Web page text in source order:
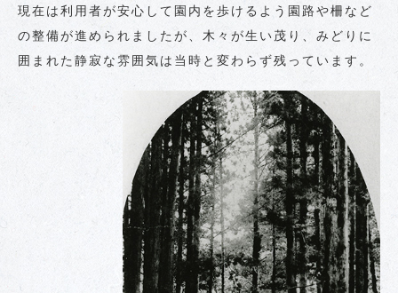
現在は利用者が安心して園内を歩けるよう園路や柵など
の整備が進められましたが、木々が生い茂り、みどりに
囲まれた静寂な雰囲気は当時と変わらず残っています。